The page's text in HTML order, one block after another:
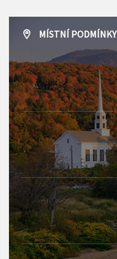
MÍSTNÍ PODMÍNKY